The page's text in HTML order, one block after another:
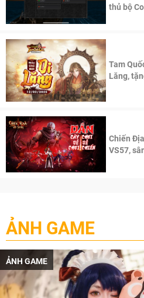
thủ bộ
Tam
Lăng,
Chiến
VS57,
ẢNH GAME
ẢNH GAME